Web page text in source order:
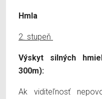
Hmla
2. stupeň
Výskyt silných
300m):
Ak viditeľnosť